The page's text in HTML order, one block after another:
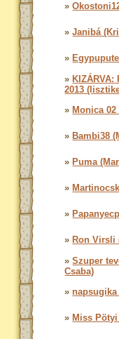
»
»Janibá
»
»
2013
» Monica
» Bambi38
» Puma
»
»
» Ron Virsli
»Szuper
Csaba)
»
» Miss